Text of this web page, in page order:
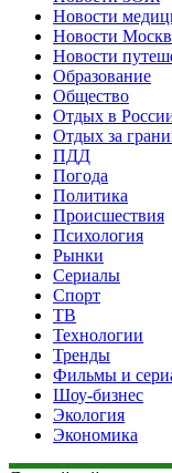
Новости
Новости
Новости
Образование
Общество
Отдых в
Отдых за
ПДД
Погода
Политика
Происшествия
Психология
Рынки
Сериалы
Спорт
ТВ
Технологии
Тренды
Фильмы и
Шоу-бизнес
Экология
Экономика